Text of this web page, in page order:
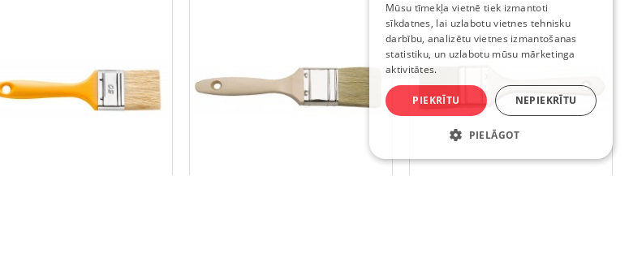
ENGLISH
Mūsu tīmekļa vietnē tiek izmantoti
sīkdatnes, lai uzlabotu vietnes tehnisku
darbību, analizētu vietnes izmantošanas
statistiku, un uzlabotu mūsu mārketinga
aktivitātes.
PIEKRĪTU NEPIEKRĪTU
PIELĀGOT